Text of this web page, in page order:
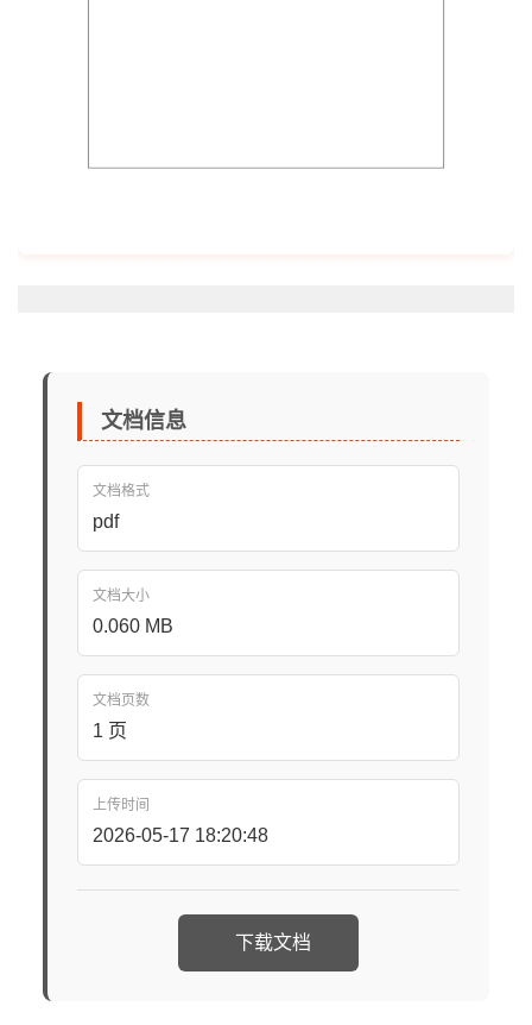
文档信息
文档格式
pdf
文档大小
0.060 MB
文档页数
1 页
上传时间
2026-05-17 18:20:48
下载文档